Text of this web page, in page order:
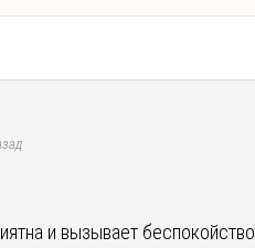
и вызывает беспокойство.